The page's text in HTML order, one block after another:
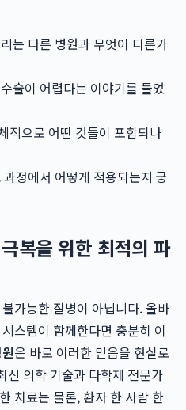
는 다른 병원과 무엇이 다른가
술이 어렵다는 이야기를 들었
적으로 어떤 것들이 포함되나
정에서 어떻게 적용되는지 궁
복을 위한 최적의 파
가능한 질병이 아닙니다. 올바
스템이 함께한다면 충분히 이
은 바로 이러한 믿음을 현실로
신 의학 기술과 다학제 전문가
치료는 물론, 환자 한 사람 한